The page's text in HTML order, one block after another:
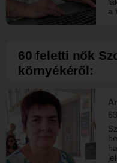
a
60 feletti nők
környékéről: